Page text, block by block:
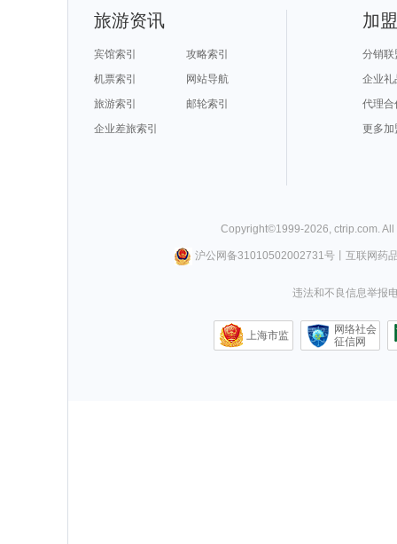
旅游资讯
宾馆索引
攻略索引
机票索引
网站导航
旅游索引
邮轮索引
企业差旅索引
加
分销联
企业礼
代理合
更多加
Copyright©1999-2026 ctrip.com .
沪公网备31010502002731号丨 互联网药
违法和不良信息举报
上海市监
网络社会
征信网